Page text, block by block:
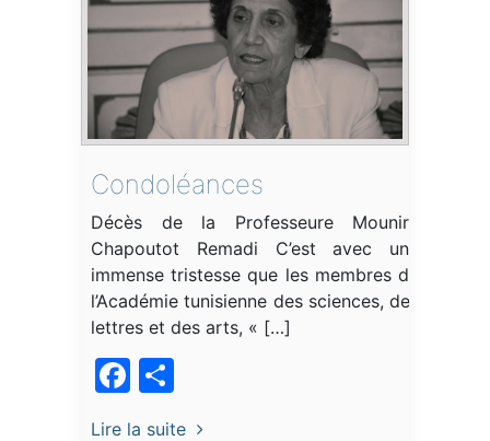
Condoléances
Décès de la Professeure Mounira
Chapoutot Remadi C’est avec une
immense tristesse que les membres de
l’Académie tunisienne des sciences, des
lettres et des arts, « […]
Facebook
Lire la suite